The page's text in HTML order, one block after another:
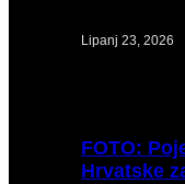
Lipanj 23, 2026
FOTO:
Hrvatske